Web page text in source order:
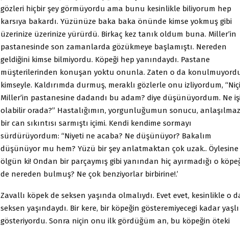
gözleri hiçbir şey görmüyordu ama bunu kesinlikle biliyorum hep
karsıya bakardı. Yüzünüze baka baka önünde kimse yokmuş gibi
üzerinize üzerinize yürürdü. Birkaç kez tanık oldum buna. Miller’in
pastanesinde son zamanlarda gözükmeye başlamıştı. Nereden
geldiğini kimse bilmiyordu. Köpeği hep yanındaydı. Pastane
müşterilerinden konuşan yoktu onunla. Zaten o da
kimseyle. Kaldırımda durmuş, meraklı gözlerle onu izliyordum,
Miller’in pastanesine dadandı bu adam? diye düşünüyordum. Ne
olabilir orada?” Hastalığımın, yorgunluğumun sonucu, anlaşılmaz
bir can sıkıntısı sarmıştı içimi. Kendi kendime sormayı
sürdürüyordum: “Niyeti ne acaba? Ne düşünüyor? Bakalım
düşünüyor mu hem? Yüzü bir şey anlatmaktan çok uzak.. Öylesine
ölgün ki! Ondan bir parçaymış gibi yanından hiç ayırmadığı o
de nereden bulmuş? Ne çok benziyorlar birbirine!.’
Zavallı köpek de seksen yaşında olmalıydı. Evet evet, kesinlikle o
seksen yaşındaydı. Bir kere, bir köpeğin gösteremiyecegi kadar yaşlı
gösteriyordu. Sonra niçin onu ilk gördüğüm an, bu köpeğin öteki